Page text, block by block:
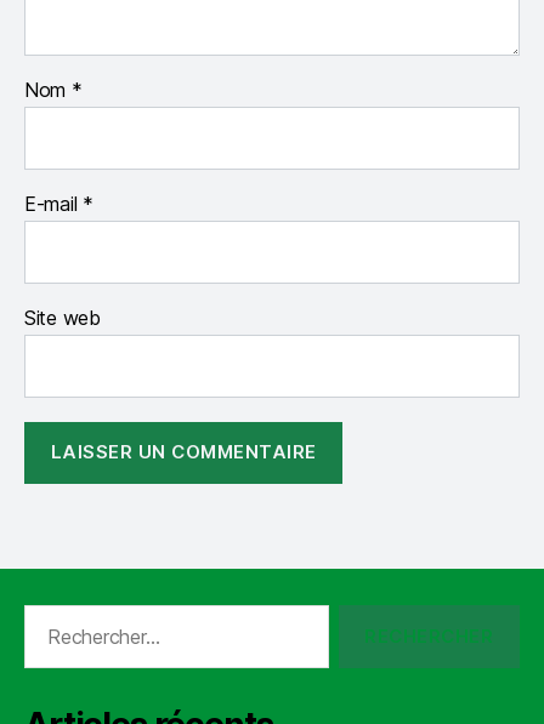
Nom *
E-mail *
Site web